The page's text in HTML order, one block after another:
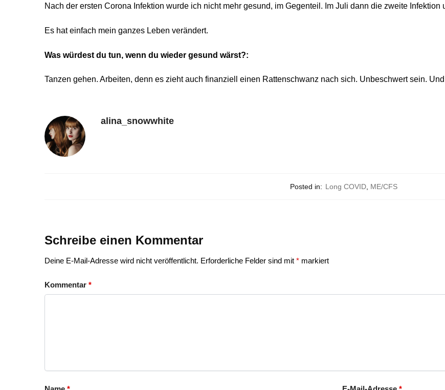
Nach der ersten Corona Infektion wurde ich nicht mehr gesund, im Gegenteil. Im Juli dann die zweite Infektion
Es hat einfach mein ganzes Leben verändert.
Was würdest du tun, wenn du wieder gesund wärst?:
Tanzen gehen. Arbeiten, denn es zieht auch finanziell einen Rattenschwanz nach sich. Unbeschwert sein.
alina_snowwhite
Posted in: Long COVID ME/CFS
Schreibe einen Kommentar
Deine E-Mail-Adresse wird nicht veröffentlicht. Erforderliche Felder sind mit * markiert
Kommentar *